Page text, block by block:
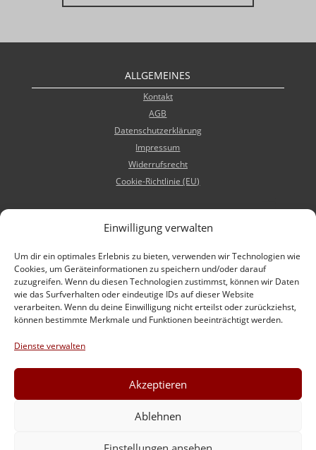
Einwilligung verwalten
Um dir ein optimales Erlebnis zu bieten, verwenden wir Technologien wie
Cookies, um Geräteinformationen zu speichern und/oder darauf
zuzugreifen. Wenn du diesen Technologien zustimmst, können wir Daten
wie das Surfverhalten oder eindeutige IDs auf dieser Website
verarbeiten. Wenn du deine Einwilligung nicht erteilst oder zurückziehst,
können bestimmte Merkmale und Funktionen beeinträchtigt werden.
Dienste verwalten
Akzeptieren
Ablehnen
ALLGEMEINES
Kontakt
AGB
Datenschutzerklärung
Impressum
Widerrufsrecht
Cookie-Richtlinie (EU)
Immobilien-Führer GmbH
Ole Hoop 20 | 22587 Hamburg
Tel. +49 (0) 40 – 228 698 560
Fax +49 (0) 40 – 228 698 561
Mobil +49 (0) 151 – 262 19 772
Immobilien-Führer Europa S.L.
Tel. 0034 971 65 97 12
Mobil 0034 695 40 69 44
info@immobilien-fuehrer.com